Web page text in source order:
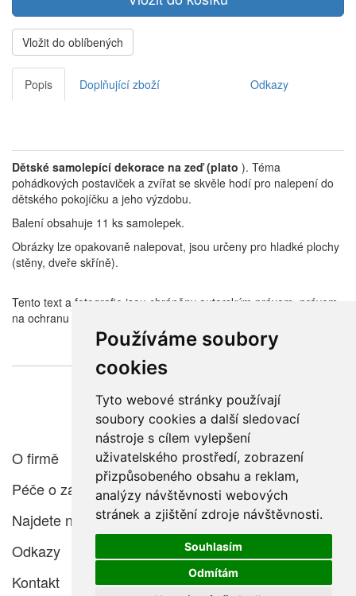
Používáme soubory
cookies
Tyto webové stránky používají
soubory cookies a další sledovací
nástroje s cílem vylepšení
uživatelského prostředí, zobrazení
přizpůsobeného obsahu a reklam,
analýzy návštěvnosti webových
stránek a zjištění zdroje návštěvnosti.
Souhlasím
Odmítám
Vložit do oblíbených
Popis Doplňující zboží Odkazy
Dětské samolepící dekorace na zeď (plato ). Téma
pohádkových postaviček a zvířat se skvěle hodí pro nalepení do
dětského pokojíčku a jeho výzdobu.
Balení obsahuje 11 ks samolepek.
Obrázky lze opakovaně nalepovat, jsou určeny pro hladké plochy
(stěny, dveře skříně).
Tento text a fotografie jsou chráněny autorským právem, právem
na ochranu v hospodářské soutěži a trestním právem. E-color.cz
Související zboží
O firmě
Péče o zákazníka
Najdete nás
Odkazy
Kontakt